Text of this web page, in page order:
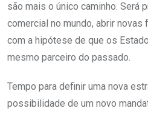
são mais o único caminho. Será
comercial no mundo, abrir novas
com a hipótese de que os
mesmo parceiro do passado.
Tempo para definir uma nova
possibilidade de um novo